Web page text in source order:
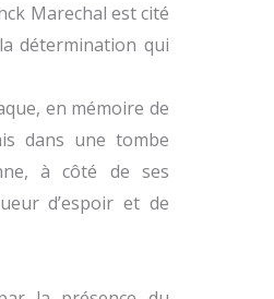
Marechal est cité
détermination qui
en mémoire de
dans une tombe
à côté de ses
d’espoir et de